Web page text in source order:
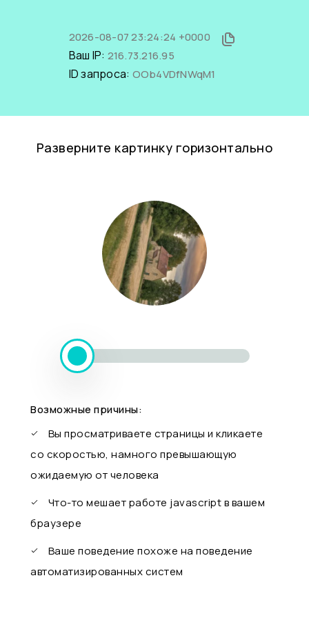
2026-08-07 23:24:24 +0000
Ваш IP: 216.73.216.95
ID запроса: OOb4VDfNWqM1
Разверните картинку горизонтально
Возможные причины:
Вы просматриваете страницы и кликаете
со скоростью, намного превышающую
ожидаемую от человека
Что-то мешает работе javascript в вашем
браузере
Ваше поведение похоже на поведение
автоматизированных систем